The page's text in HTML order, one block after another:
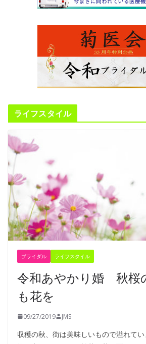
ライフスタイル
ブライダル ライフスタイル
令和あやかり婚 秋桜
も花を
09/27/2019 JMS
収穫の秋、街は美味しいもので溢れて